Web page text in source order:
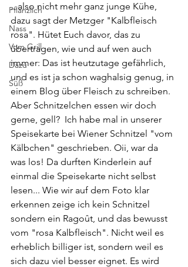
Pflanzlich
Nass
Vom Grill
Dazu
Süß
...also nicht mehr ganz junge Kühe,
dazu sagt der Metzger "Kalbfleisch
rosa". Hütet Euch davor, das zu
übertragen, wie und auf wen auch
immer: Das ist heutzutage gefährlich,
und es ist ja schon waghalsig genug, in
einem Blog über Fleisch zu schreiben.
Aber Schnitzelchen essen wir doch
gerne, gell?  Ich habe mal in unserer
Speisekarte bei Wiener Schnitzel "vom
Kälbchen" geschrieben. Oii, war da
was los! Da durften Kinderlein auf
einmal die Speisekarte nicht selbst
lesen... Wie wir auf dem Foto klar
erkennen zeige ich kein Schnitzel
sondern ein Ragoût, und das bewusst
vom "rosa Kalbfleisch". Nicht weil es
erheblich billiger ist, sondern weil es
sich dazu viel besser eignet. Es wird